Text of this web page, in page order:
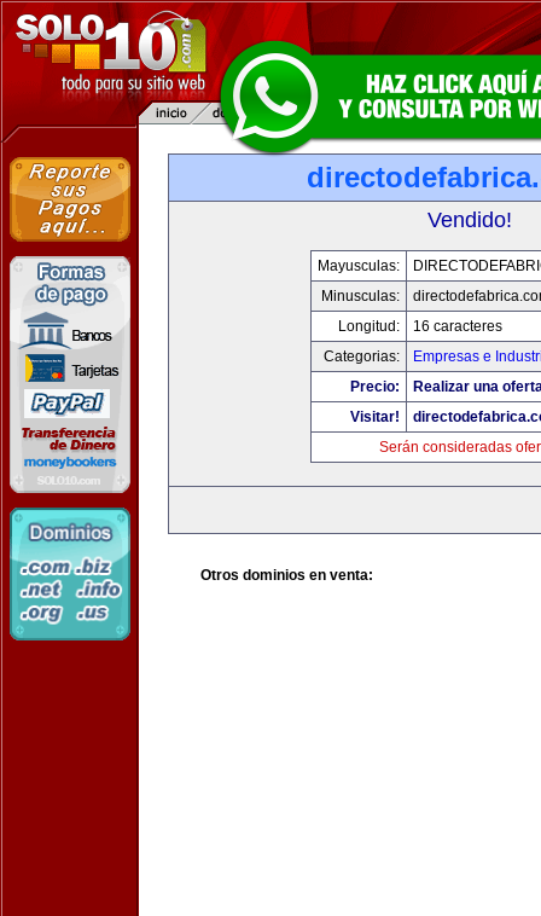
Vendido!
Mayusculas:
Minusculas:
Longitud:
16 caracteres
Categorias:
Empresas e
Precio:
Realizar una
Visitar!
Serán consideradas
Otros dominios en venta: